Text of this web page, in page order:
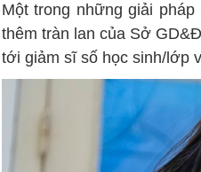
Một trong những giải
thêm tràn lan của Sở
tới giảm sĩ số học sinh/lớp